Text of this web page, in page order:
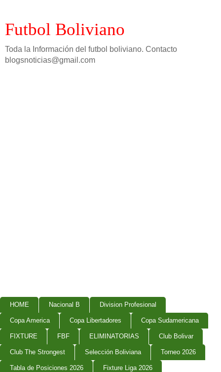
Futbol Boliviano
Toda la Información del futbol boliviano. Contacto
blogsnoticias@gmail.com
HOME Nacional B Division Profesional
Copa America Copa Libertadores Copa Sudamericana
FIXTURE FBF ELIMINATORIAS Club Bolivar
Club The Strongest Selección Boliviana Torneo 2026
Tabla de Posiciones 2026 Fixture Liga 2026